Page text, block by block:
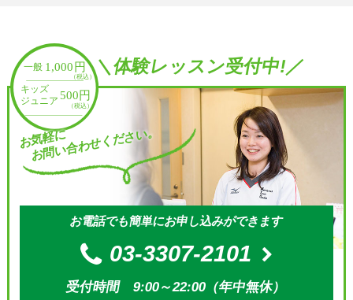
＼体験レッスン受付中!／
お気軽に
お問い合わせください。
お電話でも簡単にお申し込みができます
03-3307-2101
受付時間 9:00～22:00（年中無休）